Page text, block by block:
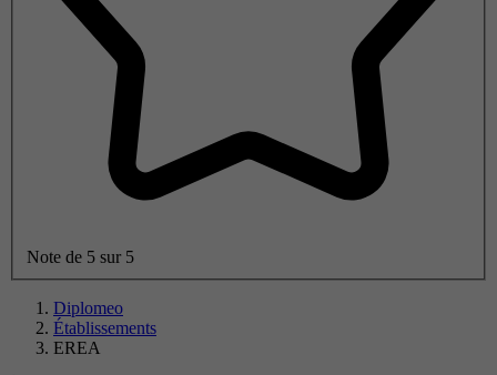
Note de 5 sur 5
Diplomeo
Établissements
EREA